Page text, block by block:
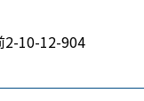
2-10-12-904